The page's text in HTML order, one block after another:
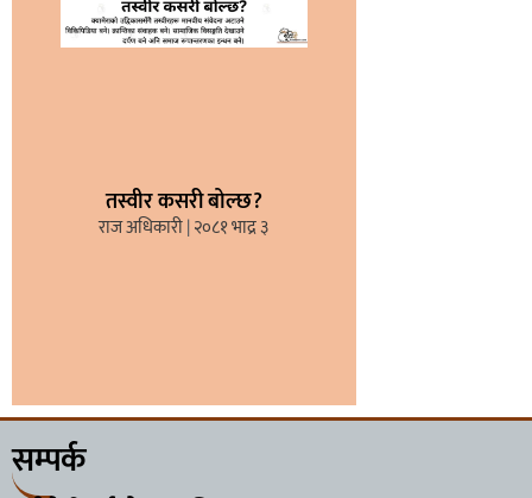
तस्वीर कसरी बोल्छ?
राज अधिकारी २०८१ भाद्र ३
सम्पर्क